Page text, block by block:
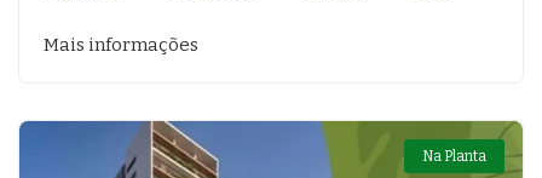
Mais informações
Na Planta